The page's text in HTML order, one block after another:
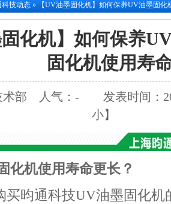
科技动态 » 【UV油墨固化机】如何保养UV油墨固
固化机】如何保养
固化机使用寿
部 人气： -
发表时间：
小】
化机使用寿命更长？
买昀通科技UV油墨固化机